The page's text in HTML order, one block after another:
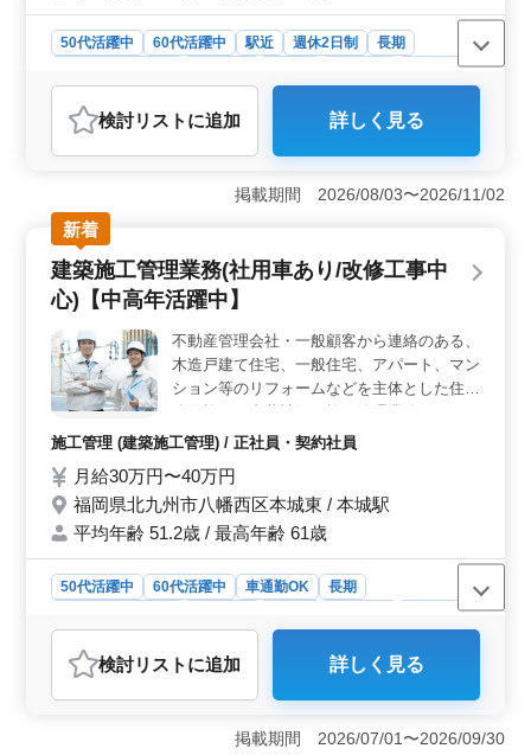
慮します！ 若いスタッフが経験者の力を必
要としています！ 皆様のご応募お待ちして
おります♪
50代活躍中 60代活躍中 駅近 週休2日制
長期
業務委託
おすすめポイント
＜ベテラン経験者歓迎＞ 横須賀市久里浜での法律事務
所での弁護士を募集中です！不動産取引、医療事故、高
齢者・障害者の財産管理など多岐にわたる業務に携われ
ます。週休2日制、駅徒歩圏内、残業少なめで、ベテラン
の方に最適な環境です。 ＜週休2日制・駅徒歩圏内
＞ 働きやすさが自慢のポイントです！週休2日制でプラ
イベートも充実させることができます。駅からのアクセ
た、個人案件の受任も可能で、自身のキャリアを大切に
できます。 ＜未経験分野サポート＞ 経験者だけで
なく未経験者も歓迎です！様々な分野に挑戦でき、新し
いスキルを身につけるサポートが充実しています。50歳
以上の方も新規採用実績あり、幅広い世代が活躍してい
ます。
検討リスト に追加 詳しく見る
掲載期間 2026/08/03〜2026/11/02
新着
建築施工管理業務(社用車あり/改修工事中
心)【中高年活躍中】
不動産管理会社・一般顧客から連絡のある、
木造戸建て住宅、一般住宅、アパート、マン
ション等のリフォームなどを主体とした住宅
・施工管理(品質、安全、工程)※原価管理で
書類等) ・施工図作成(チェック・加筆修正の
み可、CAD操作必須ではありません！) ・見
積書作成/積算業務(数量の拾い出し、内訳書
打ち合わせや外注業者への発注などの業務
・職人手配、協力業者打ち合わせ等 ・その
り）
施工管理 (建築施工管理) / 正社員・契約社員
月給30万円〜40万円
福岡県北九州市八幡西区本城東 / 本城駅
平均年齢 51.2歳 / 最高年齢 61歳
50代活躍中 60代活躍中 車通勤OK
長期
施工管理
おすすめポイント
＜改修工事中心の施工管理＞ 木造戸建て住宅やマンシ
ョンのリフォームなど、改修工事を中心に施工管理を行
います。多様なプロジェクトに携わり、建築の知識やス
キルを活かして成長できます。 ＜中高年層の活躍
検討リスト に追加 詳しく見る
掲載期間 2026/07/01〜2026/09/30